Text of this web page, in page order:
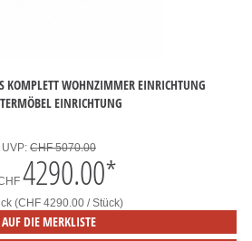
KOMPLETT WOHNZIMMER EINRICHTUNG
EINRICHTUNG
UVP: CHF 5070.00
4290.00*
(CHF 4290.00 / Stück)
AUF DIE MERKLISTE